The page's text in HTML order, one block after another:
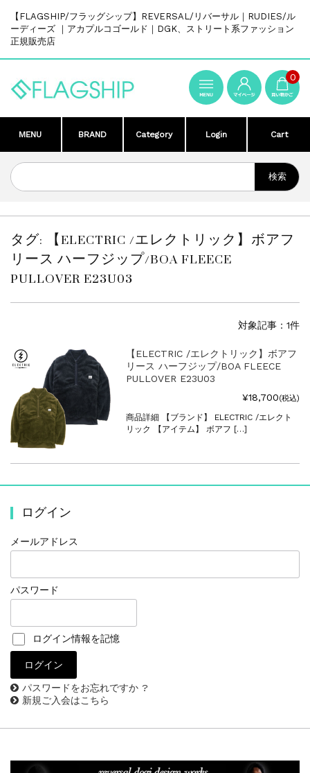
【FLAGSHIP/フラッグシップ】REVERSAL/リバーサル｜RUDIES/ル
ーディーズ ｜アカプルコゴールド｜DGK、ストリート系ファッション
正規販売店
0
MENU BRAND Category Login Cart
タグ: 【ELECTRIC /エレクトリック】ボアフ
リース ハーフジップ/BOA FLEECE
PULLOVER E23U03
対象記事：1件
【ELECTRIC /エレクトリック】ボアフ
リース ハーフジップ/BOA FLEECE
PULLOVER E23U03
¥18,700(税込)
商品詳細 【ブランド】 ELECTRIC /エレクト
リック 【アイテム】 ボアフ […]
ログイン
メールアドレス
パスワード
ログイン情報を記憶
パスワードをお忘れですか ?
新規ご入会はこちら